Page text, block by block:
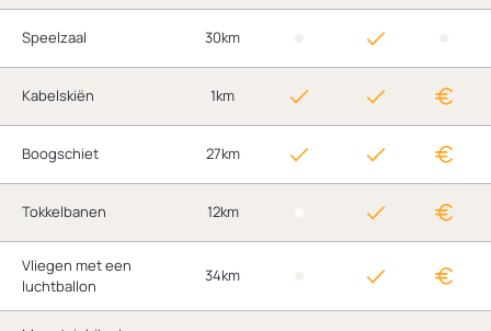
Speelzaal 30km
Kabelskiën 1km
Boogschiet 27km
Tokkelbanen 12km
Vliegen met een
luchtballon
34km